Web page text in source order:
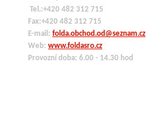
Tel.:+420 482 312 715
Fax:+420 482 312 715
E-mail: folda.obchod.od@seznam.cz
Web: www.foldasro.cz
Provozní doba: 6.00 - 14.30 hod